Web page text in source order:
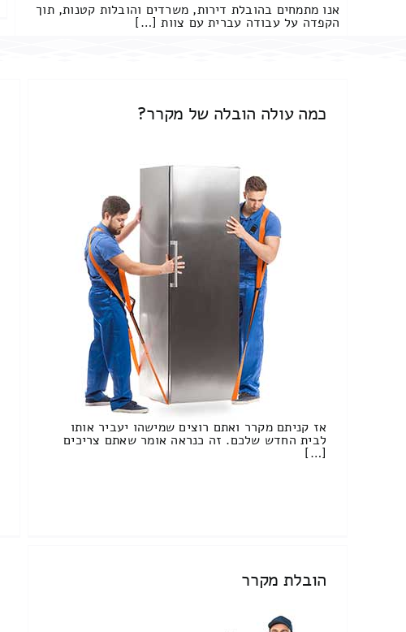
אנו מתמחים בהובלת דירות, משרדים והובלות קטנות, תוך
הקפדה על עבודה עברית עם צוות […]
כמה עולה הובלה של מקרר?
אז קניתם מקרר ואתם רוצים שמישהו יעביר אותו
לבית החדש שלכם. זה כנראה אומר שאתם צריכים
[…]
הובלת מקרר